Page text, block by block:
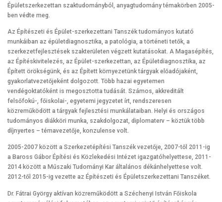
Épületszerkezettan szaktudományból, anyagtudomány témakörben 2005-
ben védte meg.
Az Építészeti és Épület-szerkezettani Tanszék tudományos kutató
munkáiban az épületdiagnosztika, a patológia, a történeti tetők, a
szerkezetfejlesztések szakterületen végzett kutatásokat. A Magasépítés,
az Építéskivitelezés, az Épület-szerkezettan, az Épületdiagnosztika, az
Épített örökségünk, és az Épített környezetünk tárgyak előadójaként,
gyakorlatvezetőjeként dolgozott. Több hazai egyetemen
vendégoktatóként is megosztotta tudását. Számos, akkreditált
felsőfokú-, főiskolai-, egyetemi jegyzetet írt, rendszeresen
közreműködött a tárgyak fejlesztési munkálataiban. Helyi és országos
tudományos diákköri munka, szakdolgozat, diplomaterv – köztük több
díjnyertes – témavezetője, konzulense volt.
2005-2007 között a Szerkezetépítési Tanszék vezetője, 2007-től 2011-ig
a Baross Gábor Építési és Közlekedési Intézet igazgatóhelyettese, 2011-
2014 között a Műszaki Tudományi Kar általános dékánhelyettese volt.
2012-től 2015-ig vezette az Építészeti és Épületszerkezettani Tanszéket.
Dr. Fátrai György aktívan közreműködött a Széchenyi István Főiskola